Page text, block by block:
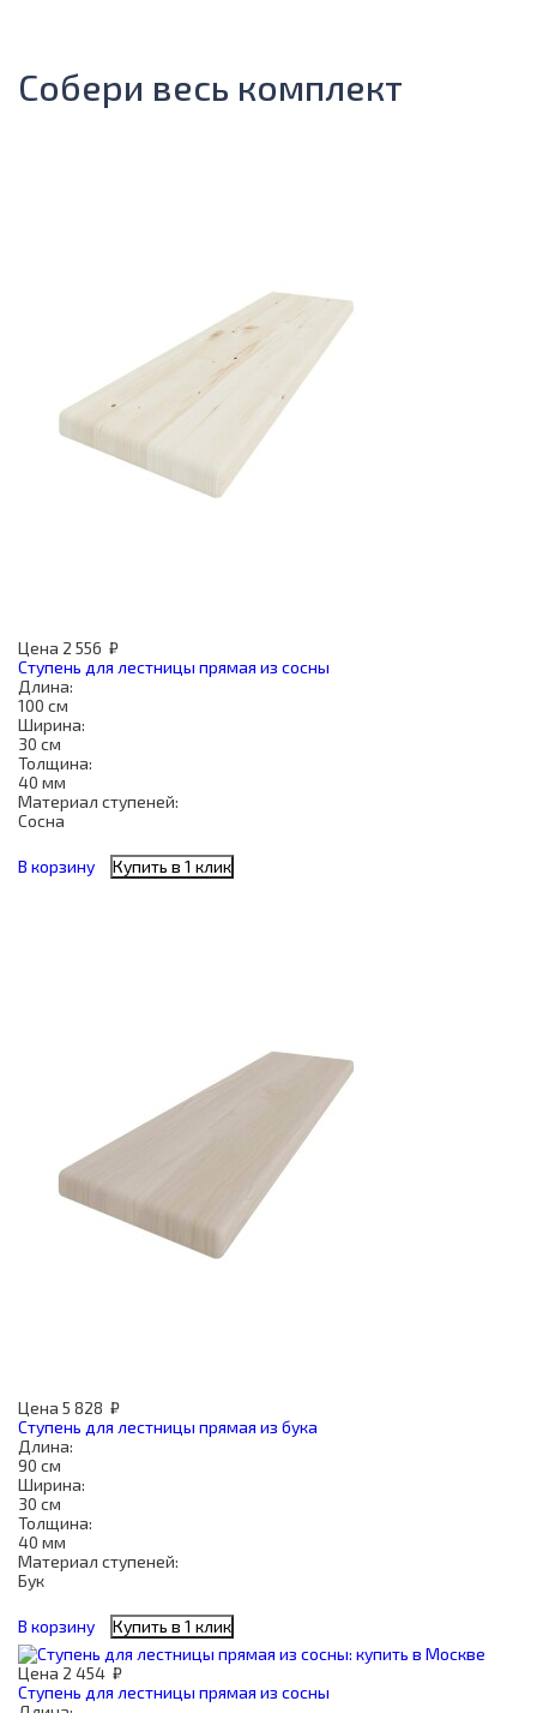
Собери весь комплект
Цена 2 556 ₽
Ступень для лестницы прямая из сосны
Длина:
100 см
Ширина:
30 см
Толщина:
40 мм
Материал ступеней:
Сосна
В корзину Купить в 1 клик
Цена 5 828 ₽
Ступень для лестницы прямая из бука
Длина:
90 см
Ширина:
30 см
Толщина:
40 мм
Материал ступеней:
Бук
В корзину Купить в 1 клик
Цена 2 454 ₽
Ступень для лестницы прямая из сосны